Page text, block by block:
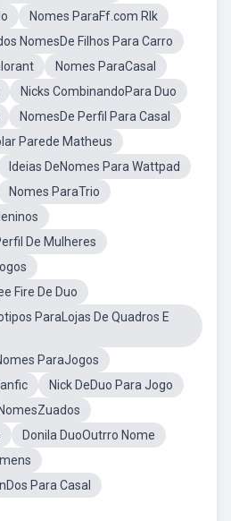
Nomes ParaFf.com Rlk
NomesDe Filhos Para Carro
Nomes ParaCasal
Nicks CombinandoPara Duo
NomesDe Perfil Para Casal
Parede Matheus
Ideias DeNomes Para Wattpad
Nomes ParaTrio
De Mulheres
Fire De Duo
ParaLojas De Quadros E
ParaJogos
Nick DeDuo Para Jogo
NomesZuados
Donila DuoOutrro Nome
Para Casal